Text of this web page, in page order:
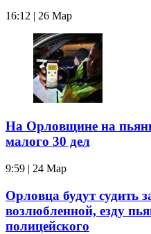
16:12 | 26 Мар
На Орловщине на
малого 30 дел
9:59 | 24 Мар
Орловца будут судить
возлюбленной, езду
полицейского